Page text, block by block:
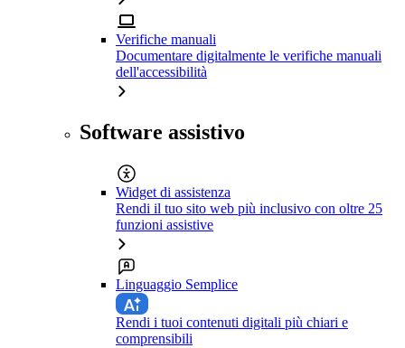
Verifiche manuali
Documentare digitalmente le verifiche manuali
dell'accessibilità
Software assistivo
Widget di assistenza
Rendi il tuo sito web più inclusivo con oltre 25
funzioni assistive
Linguaggio Semplice
Rendi i tuoi contenuti digitali più chiari e
comprensibili